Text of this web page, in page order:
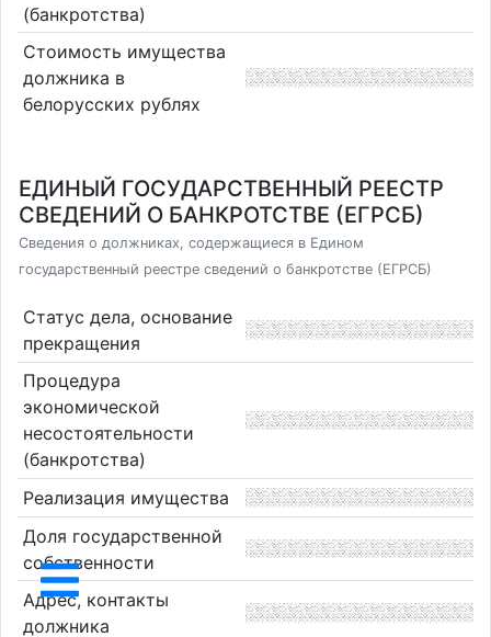
(банкротства)
Стоимость имущества
должника в
белорусских рублях
ЕДИНЫЙ ГОСУДАРСТВЕННЫЙ РЕЕСТР
СВЕДЕНИЙ О БАНКРОТСТВЕ (ЕГРСБ)
Сведения о должниках, содержащиеся в Едином
государственный реестре сведений о банкротстве (ЕГРСБ)
Статус дела, основание
прекращения
Процедура
экономической
несостоятельности
(банкротства)
Реализация имущества
Доля государственной
собственности
Адрес, контакты
должника